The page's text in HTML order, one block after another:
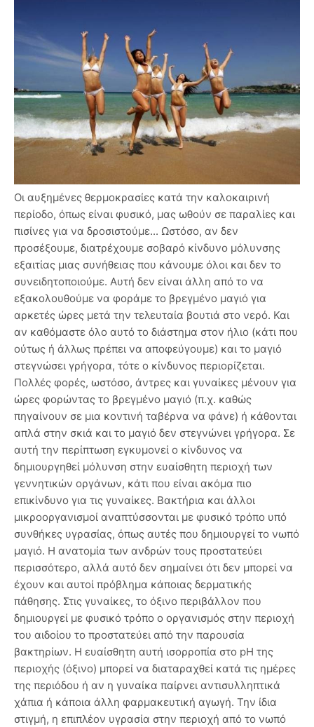
Οι αυξημένες θερμοκρασίες κατά την καλοκαιρινή
περίοδο, όπως είναι φυσικό, μας ωθούν σε παραλίες και
πισίνες για να δροσιστούμε... Ωστόσο, αν δεν
προσέξουμε, διατρέχουμε σοβαρό κίνδυνο μόλυνσης
εξαιτίας μιας συνήθειας που κάνουμε όλοι και δεν το
συνειδητοποιούμε. Αυτή δεν είναι άλλη από το να
εξακολουθούμε να φοράμε το βρεγμένο μαγιό για
αρκετές ώρες μετά την τελευταία βουτιά στο νερό. Και
αν καθόμαστε όλο αυτό το διάστημα στον ήλιο (κάτι που
ούτως ή άλλως πρέπει να αποφεύγουμε) και το μαγιό
στεγνώσει γρήγορα, τότε ο κίνδυνος περιορίζεται.
Πολλές φορές, ωστόσο, άντρες και γυναίκες μένουν για
ώρες φορώντας το βρεγμένο μαγιό (π.χ. καθώς
πηγαίνουν σε μια κοντινή ταβέρνα να φάνε) ή κάθονται
απλά στην σκιά και το μαγιό δεν στεγνώνει γρήγορα. Σε
αυτή την περίπτωση εγκυμονεί ο κίνδυνος να
δημιουργηθεί μόλυνση στην ευαίσθητη περιοχή των
γεννητικών οργάνων, κάτι που είναι ακόμα πιο
επικίνδυνο για τις γυναίκες. Βακτήρια και άλλοι
μικροοργανισμοί αναπτύσσονται με φυσικό τρόπο υπό
συνθήκες υγρασίας, όπως αυτές που δημιουργεί το νωπό
μαγιό. Η ανατομία των ανδρών τους προστατεύει
περισσότερο, αλλά αυτό δεν σημαίνει ότι δεν μπορεί να
έχουν και αυτοί πρόβλημα κάποιας δερματικής
πάθησης. Στις γυναίκες, το όξινο περιβάλλον που
δημιουργεί με φυσικό τρόπο ο οργανισμός στην περιοχή
του αιδοίου το προστατεύει από την παρουσία
βακτηρίων. Η ευαίσθητη αυτή ισορροπία στο pH της
περιοχής (όξινο) μπορεί να διαταραχθεί κατά τις ημέρες
της περιόδου ή αν η γυναίκα παίρνει αντισυλληπτικά
χάπια ή κάποια άλλη φαρμακευτική αγωγή. Την ίδια
στιγμή, η επιπλέον υγρασία στην περιοχή από το νωπό